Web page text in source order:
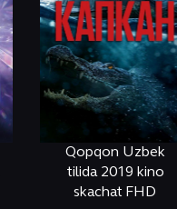
Qopqon Uzbek
tilida 2019 kino
skachat FHD